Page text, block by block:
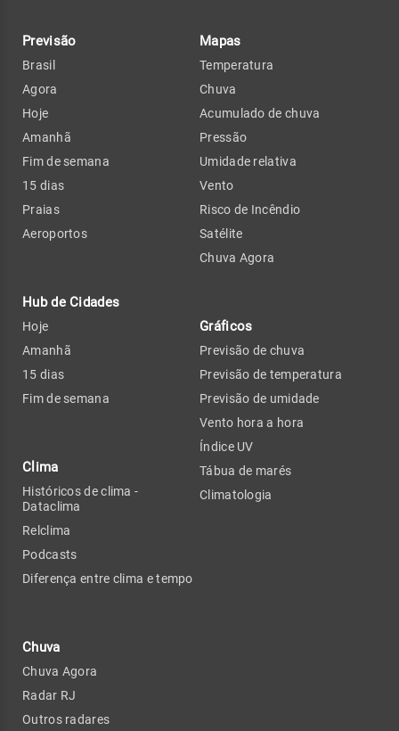
Previsão
Brasil
Agora
Hoje
Amanhã
Fim de semana
15 dias
Praias
Aeroportos
Hub de Cidades
Hoje
Amanhã
15 dias
Fim de semana
Clima
Históricos de clima -
Dataclima
Relclima
Podcasts
Diferença entre clima e tempo
Chuva
Chuva Agora
Radar RJ
Outros radares
Mapas
Temperatura
Chuva
Acumulado de chuva
Pressão
Umidade relativa
Vento
Risco de Incêndio
Satélite
Chuva Agora
Gráficos
Previsão de chuva
Previsão de temperatura
Previsão de umidade
Vento hora a hora
Índice UV
Tábua de marés
Climatologia